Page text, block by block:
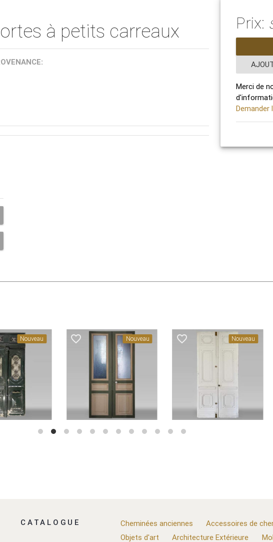
à petits carreaux Prix:
Merci de
Demander
Nouveau favorite_border Nouveau favorite_border Nouveau
CATALOGUE Cheminées anciennes Accessoires de
Objets d'art
Architecture Extérieure